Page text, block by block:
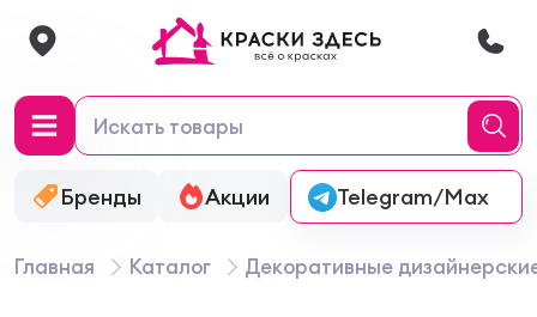
Бренды Акции Онлайн-колеровка
Telegram/Max
Главная Каталог Декоративные